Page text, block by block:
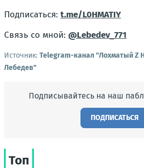
Подписаться: t.me/L0HMATIY
Связь со мной: @Lebedev_771
Источник: Telegram-канал "Лохматый Z
Лебедев"
Подписывайтесь на наш
ПОДПИСАТЬСЯ
Топ